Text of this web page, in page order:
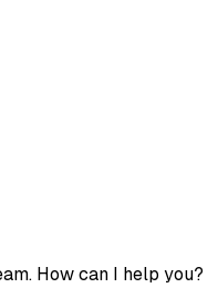
How can I help you?